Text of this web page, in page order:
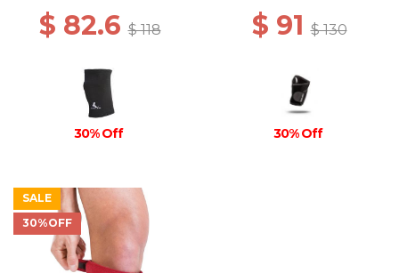
$ 82.6$ 118
30% Off
$ 91$ 130
30% Off
SALE
30%OFF